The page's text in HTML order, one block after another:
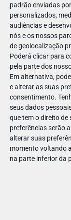
padrão enviadas
personalizados,
audiências e
nós e os nossos
de geolocalização
Poderá clicar para
pela parte dos
Em alternativa,
e alterar as suas
consentimento.
seus dados
que tem o direito de
preferências serão
alterar suas
momento voltando
na parte inferior da